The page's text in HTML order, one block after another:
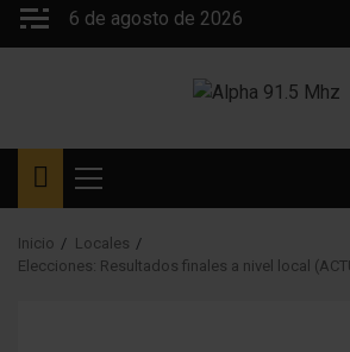
Saltar
6 de agosto de 2026
Menú
principal
Inicio
Locales
Elecciones: Resultados finales a nivel local